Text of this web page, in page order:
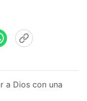
a Dios con una